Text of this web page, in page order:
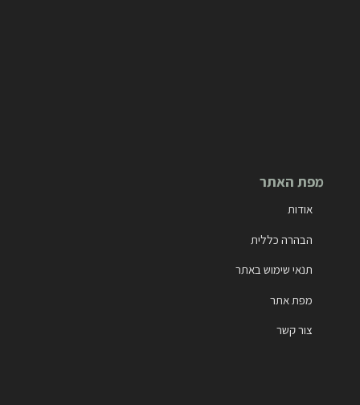
מפת האתר
אודות
הבהרה כללית
תנאי שימוש באתר
מפת אתר
צור קשר